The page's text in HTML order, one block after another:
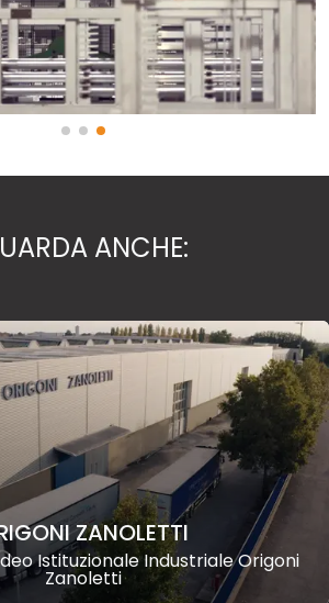
ANCHE:
ZANOLETTI
Istituzionale Industriale Origoni
Zanoletti